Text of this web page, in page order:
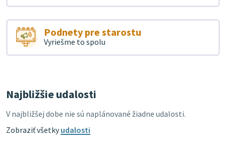
Podnety pre starostu
Vyriešme to spolu
Najbližšie udalosti
V najbližšej dobe nie sú naplánované žiadne udalosti.
Zobraziť všetkyudalosti